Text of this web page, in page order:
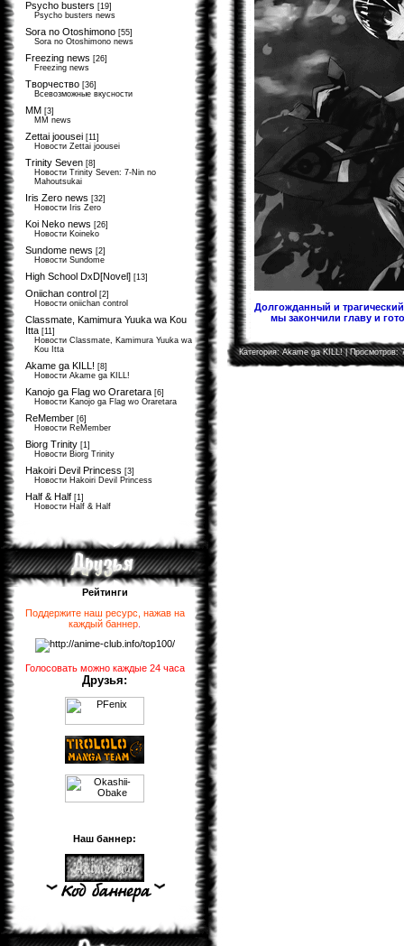
Psycho busters [19]
Psycho busters news
Sora no Otoshimono [55]
Sora no Otoshimono news
Freezing news [26]
Freezing news
Творчество [36]
Всевозможные вкусности
MM [3]
MM news
Zettai joousei [11]
Новости Zettai joousei
Trinity Seven [8]
Новости Trinity Seven: 7-Nin no
Mahoutsukai
Iris Zero news [32]
Новости Iris Zero
Koi Neko news [26]
Новости Koineko
Sundome news [2]
Новости Sundome
High School DxD[Novel] [13]
Oniichan control [2]
Новости oniichan control
Classmate, Kamimura Yuuka wa Kou
Itta [11]
Новости Classmate, Kamimura Yuuka wa
Kou Itta
Akame ga KILL! [8]
Новости Akame ga KILL!
Kanojo ga Flag wo Oraretara [6]
Новости Kanojo ga Flag wo Oraretara
ReMember [6]
Новости ReMember
Biorg Trinity [1]
Новости Biorg Trinity
Hakoiri Devil Princess [3]
Новости Hakoiri Devil Princess
Half & Half [1]
Новости Half & Half
Рейтинги
Поддержите наш ресурс, нажав на
каждый баннер
Голосовать можно каждые 24 часа
Друзья:
Наш баннер:
Долгожданный и
мы закончили главу и
Категория:Akame ga KILL!| Просмотров: